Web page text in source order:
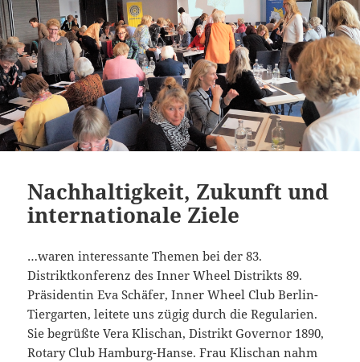
Nachhaltigkeit, Zukunft und
internationale Ziele
…waren interessante Themen bei der 83.
Distriktkonferenz des Inner Wheel Distrikts 89.
Präsidentin Eva Schäfer, Inner Wheel Club Berlin-
Tiergarten, leitete uns zügig durch die Regularien.
Sie begrüßte Vera Klischan, Distrikt Governor 1890,
Rotary Club Hamburg-Hanse. Frau Klischan nahm